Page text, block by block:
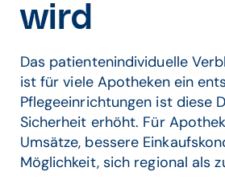
wird
Das patientenindividuelle
ist für viele Apotheken ein
Pflegeeinrichtungen ist diese
Sicherheit erhöht. Für
Umsätze, bessere
Möglichkeit, sich regional als